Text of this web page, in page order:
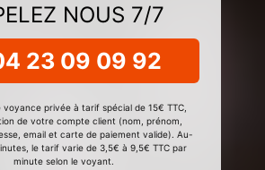
NOUS 7/7
23 09 09 92
voyance privée à tarif spécial de 15€ TTC,
de votre compte client (nom, prénom,
email et carte de paiement valide). Au-
le tarif varie de 3,5€ à 9,5€ TTC par
minute selon le voyant.